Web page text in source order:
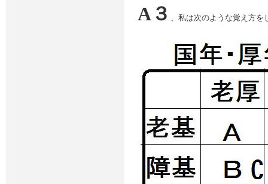
A３ 、私は次のような覚え方を